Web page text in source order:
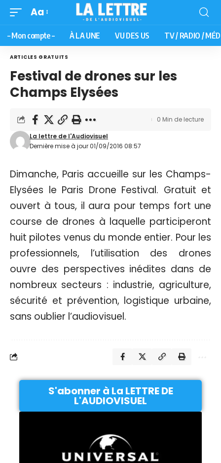
Aa
– Mon compte – À LA UNE VU DES US TV / RADIO /
ARTICLES GRATUITS
Festival de drones sur les
Champs Elysées
Dernière mise à jour 01/09/2016 08:57
La lettre de l'Audiovisuel
0 Min de lecture
Dimanche, Paris accueille sur les Champs-
Elysées le Paris Drone Festival. Gratuit et
ouvert à tous, il aura pour temps fort une
course de drones à laquelle participeront
huit pilotes venus du monde entier. Pour les
professionnels, l’utilisation des drones
ouvre des perspectives inédites dans de
nombreux secteurs : industrie, agriculture,
sécurité et prévention, logistique urbaine,
sans oublier l’audiovisuel.
S'abonner à La LETTRE DE
L'AUDIOVISUEL